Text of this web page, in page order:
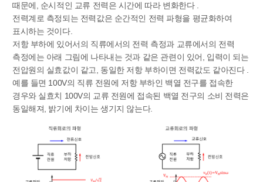
때문에, 순시적인 교류 전력은 시간에 따라 변화한다 .
전력계로 측정되는 전력값은 순간적인 전력 파형을 평균화하여
표시하는 것이다.
저항 부하에 있어서의 직류에서의 전력 측정과 교류에서의 전력
측정에는 아래 그림에 나타내는 것과 같은 관련이 있어, 입력이 되는
전압원의 실효값이 같고, 동일한 저항 부하이면 전력값도 같아진다 .
예를 들면 100V의 직류 전원에 저항 부하인 백열 전구를 접속한
경우와 실효치 100V의 교류 전원에 접속된 백열 전구의 소비 전력은
동일해져, 밝기에 차이는 생기지 않는다.